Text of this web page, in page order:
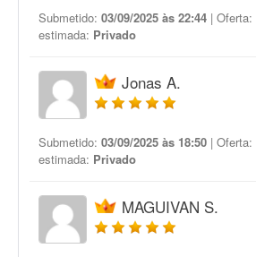
Submetido: 03/09/2025 às 22:44 | Oferta:
estimada: Privado
Jonas A.
Submetido: 03/09/2025 às 18:50 | Oferta:
estimada: Privado
MAGUIVAN S.